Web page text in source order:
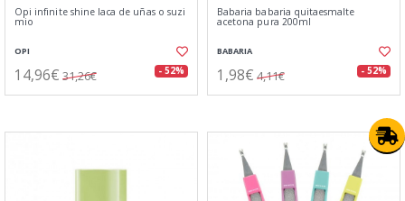
Opi infinite shine laca de uñas o suzi
mio
OPI
14,96€ 31,26€ - 52%
Babaria babaria quitaesmalte
acetona pura 200ml
BABARIA
1,98€ 4,11€ - 52%